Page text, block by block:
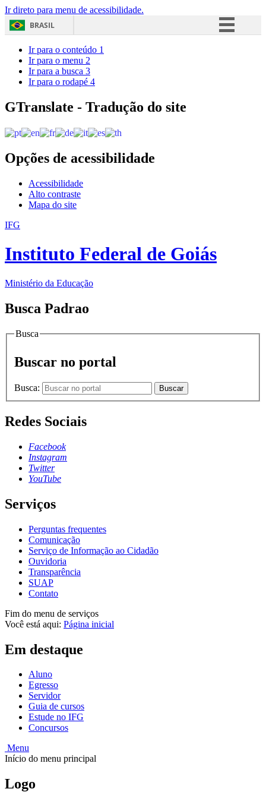
Ir direto para menu de acessibilidade.
BRASIL
Acesso à informação
Ir para o conteúdo 1
Ir para o menu 2
Ir para a busca 3
Ir para o rodapé 4
GTranslate - Tradução do site
Opções de acessibilidade
Acessibilidade
Alto contraste
Mapa do site
IFG
Instituto Federal de Goiás
Ministério da Educação
Busca Padrao
Busca
Buscar no portal
Busca: Buscar
Redes Sociais
Facebook
Instagram
Twitter
YouTube
Serviços
Perguntas frequentes
Comunicação
Serviço de Informação ao Cidadão
Ouvidoria
Transparência
SUAP
Contato
Fim do menu de serviços
Você está aqui: Página inicial
Em destaque
Aluno
Egresso
Servidor
Guia de cursos
Estude no IFG
Concursos
Menu
Início do menu principal
Logo